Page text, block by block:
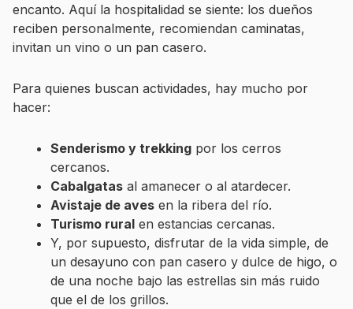
encanto. Aquí la hospitalidad se siente: los dueños
reciben personalmente, recomiendan caminatas,
invitan un vino o un pan casero.
Para quienes buscan actividades, hay mucho por
hacer:
Senderismo y trekking por los cerros
cercanos.
Cabalgatas al amanecer o al atardecer.
Avistaje de aves en la ribera del río.
Turismo rural en estancias cercanas.
Y, por supuesto, disfrutar de la vida simple, de
un desayuno con pan casero y dulce de higo, o
de una noche bajo las estrellas sin más ruido
que el de los grillos.